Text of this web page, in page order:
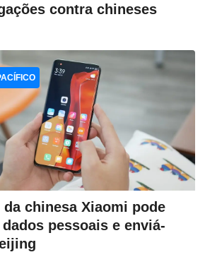
contra chineses
da chinesa Xiaomi pode
pessoais e enviá-